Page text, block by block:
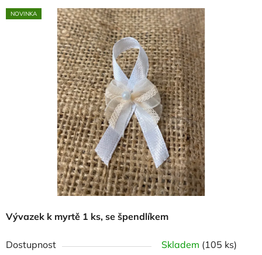
Vývazek k myrtě 1 ks, se špendlíkem
Dostupnost Skladem (105 ks)
hodnocení
NOVINKA